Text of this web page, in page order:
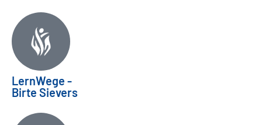
LernWege -
Birte Sievers